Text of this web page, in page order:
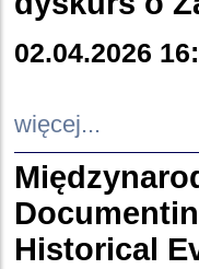
02.04.2026
więcej...
Historical